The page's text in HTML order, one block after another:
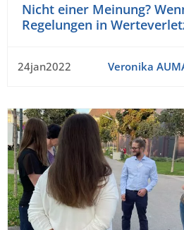
Nicht einer Meinung?
Regelungen in
24jan2022 Veronika